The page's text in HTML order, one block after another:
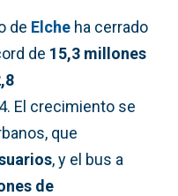
de Elche ha cerrado
de 15,3 millones
El crecimiento se
que
, y el bus a
de